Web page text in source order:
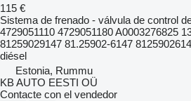
115 €
Sistema de frenado - válvula de control
4729051110 4729051180 A0003276825
81259029147 81.25902-6147
diésel
Estonia, Rummu
KB AUTO EESTI OÜ
Contacte con el vendedor